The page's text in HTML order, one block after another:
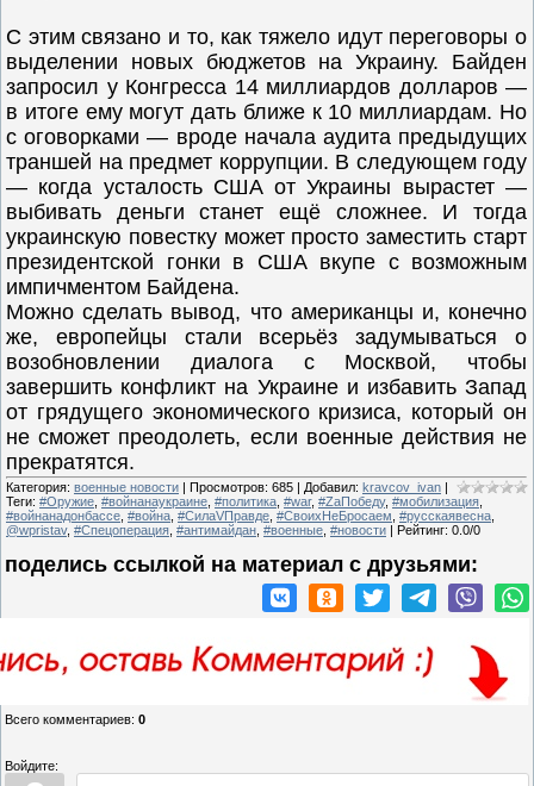
С этим связано и то, как тяжело идут переговоры о
выделении новых бюджетов на Украину. Байден
запросил у Конгресса 14 миллиардов долларов —
в итоге ему могут дать ближе к 10 миллиардам. Но
с оговорками — вроде начала аудита предыдущих
траншей на предмет коррупции. В следующем году
— когда усталость США от Украины вырастет —
выбивать деньги станет ещё сложнее. И тогда
украинскую повестку может просто заместить старт
президентской гонки в США вкупе с возможным
импичментом Байдена.
Можно сделать вывод, что американцы и, конечно
же, европейцы стали всерьёз задумываться о
возобновлении диалога с Москвой, чтобы
завершить конфликт на Украине и избавить Запад
от грядущего экономического кризиса, который он
не сможет преодолеть, если военные действия не
прекратятся.
Категория: военные новости | Просмотров: 685 | Добавил: kravcov_ivan |
Теги: #Оружие #войнанаукраине #политика #war, #ZаПобеду, #мобилизация
#войнанадонбассе #война #СилаVПравде #СвоихНеБросаем #русскаявесна
@wpristav, #Спецоперация #антимайдан #военные #новости | Рейтинг: 0.0/0
поделись ссылкой на материал c друзьями:
Всего комментариев: 0
Войдите: